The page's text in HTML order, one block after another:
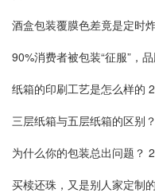
酒盒包装覆膜色差竟是定时炸
90%消费者被包装“征服”，品
纸箱的印刷工艺是怎么样的
三层纸箱与五层纸箱的区别？
为什么你的包装总出问题？
买椟还珠，又是别人家定制